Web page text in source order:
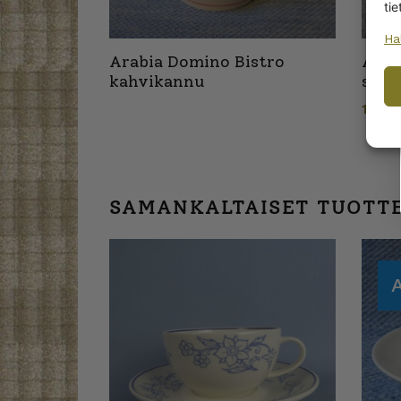
Arabia Domino Bistro
kahvikannu
SAMANKALTAISET